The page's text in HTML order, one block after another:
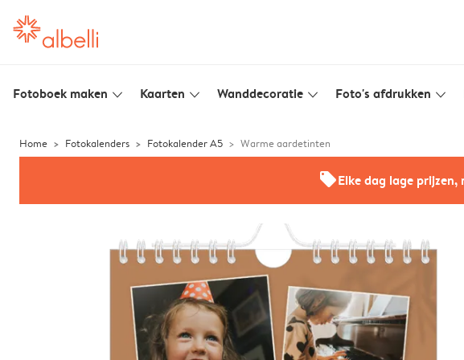
Fotoboek maken slim_arrow_down Kaarten slim_arrow_down Wanddecoratie slim_arrow_down Foto's afdrukken slim_arrow_down
Home Fotokalenders Fotokalender A5 Warme aardetinten
offersElke dag lage